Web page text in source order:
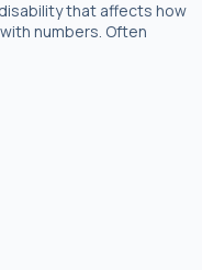
that affects how
numbers. Often